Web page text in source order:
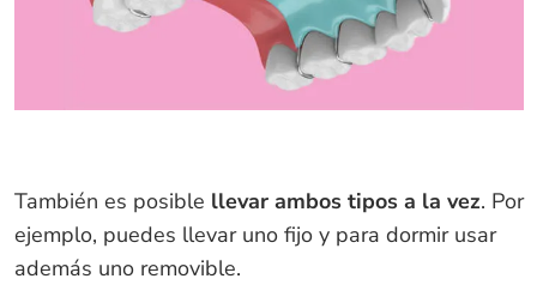
También es posible llevar ambos tipos a la vez. Por
ejemplo, puedes llevar uno fijo y para dormir usar
además uno removible.